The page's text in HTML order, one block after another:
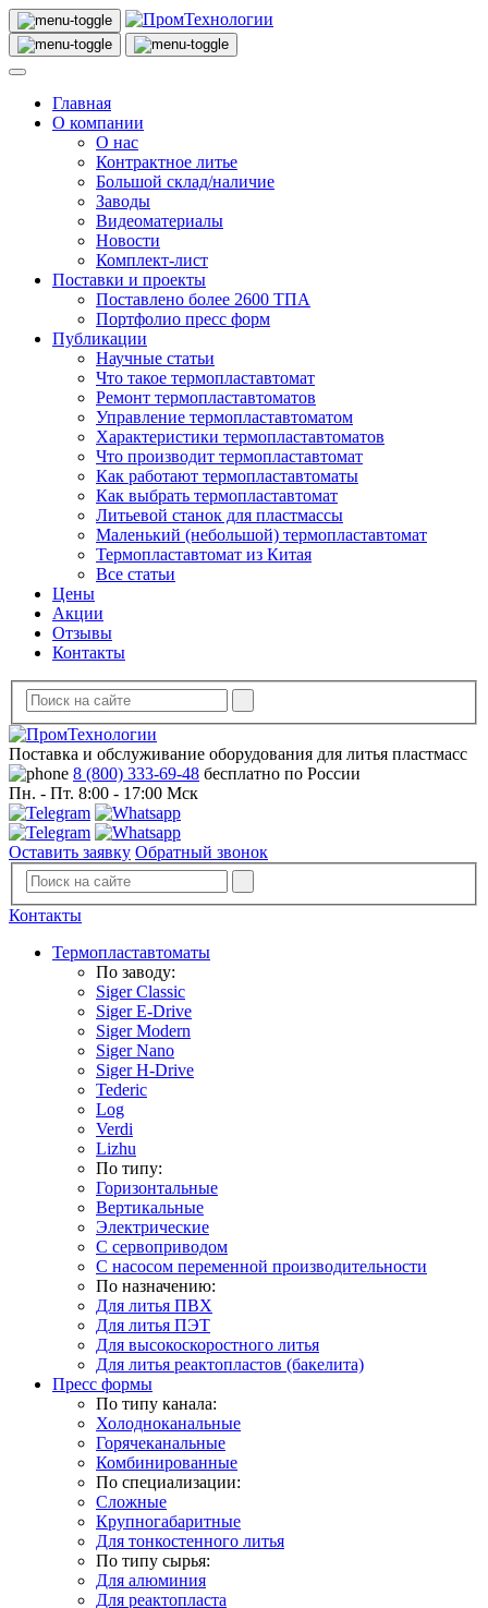
Главная
О компании
О нас
Контрактное литье
Большой склад/наличие
Заводы
Видеоматериалы
Новости
Комплект-лист
Поставки и проекты
Поставлено более 2600 ТПА
Портфолио пресс форм
Публикации
Научные статьи
Что такое термопластавтомат
Ремонт термопластавтоматов
Управление термопластавтоматом
Характеристики термопластавтоматов
Что производит термопластавтомат
Как работают термопластавтоматы
Как выбрать термопластавтомат
Литьевой станок для пластмассы
Маленький (небольшой) термопластавтомат
Термопластавтомат из Китая
Все статьи
Цены
Акции
Отзывы
Контакты
Поставка и обслуживание оборудования для литья пластмасс
8 (800) 333-69-48 бесплатно по России
Пн. - Пт. 8:00 - 17:00 Мск
Оставить заявку Обратный звонок
Контакты
Термопластавтоматы
По заводу:
Siger Classic
Siger E-Drive
Siger Modern
Siger Nano
Siger H-Drive
Tederic
Log
Verdi
Lizhu
По типу:
Горизонтальные
Вертикальные
Электрические
С сервоприводом
С насосом переменной производительности
По назначению:
Для литья ПВХ
Для литья ПЭТ
Для высокоскоростного литья
Для литья реактопластов (бакелита)
Пресс формы
По типу канала:
Холодноканальные
Горячеканальные
Комбинированные
По специализации:
Сложные
Крупногабаритные
Для тонкостенного литья
По типу сырья:
Для алюминия
Для реактопласта